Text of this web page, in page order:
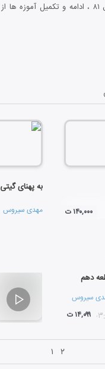
۱۴۰,۰۰۰ ت
به پهنای گیتی
مهدی سیروس
دهم
سیروس
۱۴,۰۹۹ ت
۱ ۲